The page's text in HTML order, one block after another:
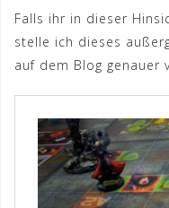
Falls ihr in dieser
stelle ich dieses
auf dem Blog genauer